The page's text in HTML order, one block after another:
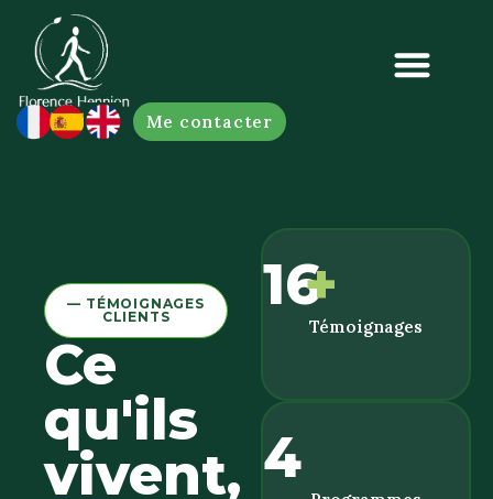
Me contacter
— TÉMOIGNAGES
CLIENTS
Ce
qu'ils
vivent,
16+
Témoignages
4